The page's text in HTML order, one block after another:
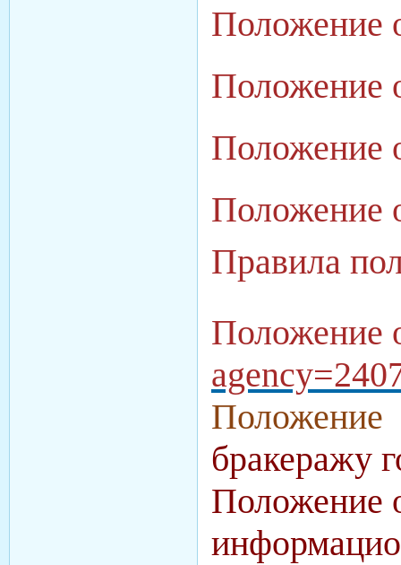
Положение
Положение
Положение
Положение
Правила
Положение
бракеражу
Положение